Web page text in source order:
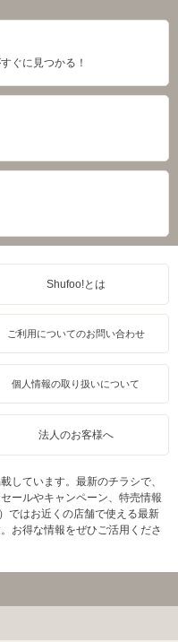
ぐに見つかる！
Shufoo!とは
ご利用についてのお問い合わせ
個人情報の取り扱いについて
法人のお客様へ
しています。最新のチラシで、
ールやキャンペーン、特売情報
ではお近くの店舗で使える最新
お得な情報をぜひご活用くださ